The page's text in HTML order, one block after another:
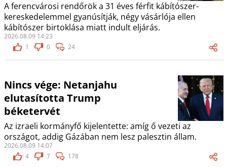
A ferencvárosi rendőrök a 31 éves férfit kábítószer-
kereskedelemmel gyanúsítják, négy vásárlója ellen
kábítószer birtoklása miatt indult eljárás.
2026.08.09 14:23
1
0 24
Nincs vége: Netanjahu
elutasította Trump
béketervét
Az izraeli kormányfő kijelentette: amíg ő vezeti az
országot, addig Gázában nem lesz palesztin állam.
2026.08.09 14:07
4
7 178